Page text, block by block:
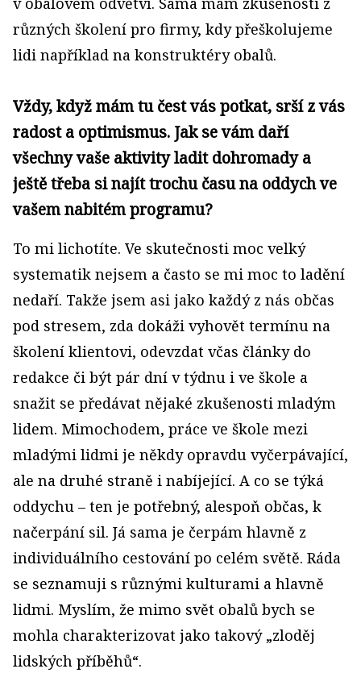
různých školení pro firmy, kdy přeškolujeme
lidi například na konstruktéry obalů.
Vždy, když mám tu čest vás potkat, srší z vás
radost a optimismus. Jak se vám daří
všechny vaše aktivity ladit dohromady a
ještě třeba si najít trochu času na oddych ve
vašem nabitém programu?
To mi lichotíte. Ve skutečnosti moc velký
systematik nejsem a často se mi moc to ladění
nedaří. Takže jsem asi jako každý z nás občas
pod stresem, zda dokáži vyhovět termínu na
školení klientovi, odevzdat včas články do
redakce či být pár dní v týdnu i ve škole a
snažit se předávat nějaké zkušenosti mladým
lidem. Mimochodem, práce ve škole mezi
mladými lidmi je někdy opravdu vyčerpávající,
ale na druhé straně i nabíjející. A co se týká
oddychu – ten je potřebný, alespoň občas, k
načerpání sil. Já sama je čerpám hlavně z
individuálního cestování po celém světě. Ráda
se seznamuji s různými kulturami a hlavně
lidmi. Myslím, že mimo svět obalů bych se
mohla charakterizovat jako takový „zloděj
lidských příběhů“.